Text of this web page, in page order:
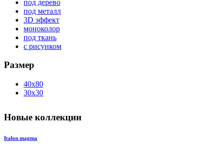
под дерево
под металл
3D эффект
моноколор
под ткань
с рисунком
Размер
40x80
30x30
Новые коллекции
Italon magma